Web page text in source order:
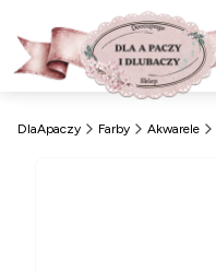
DlaApaczy Farby Akwarele